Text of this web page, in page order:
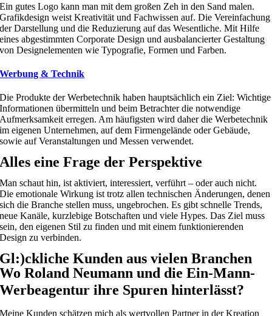
Ein gutes Logo kann man mit dem großen Zeh in den Sand malen.
Grafikdesign weist Kreativität und Fachwissen auf. Die Vereinfachung
der Darstellung und die Reduzierung auf das Wesentliche. Mit Hilfe
eines abgestimmten Corporate Design und ausbalancierter Gestaltung
von Designelementen wie Typografie, Formen und Farben.
Werbung & Technik
Die Produkte der Werbetechnik haben hauptsächlich ein Ziel: Wichtige
Informationen übermitteln und beim Betrachter die notwendige
Aufmerksamkeit erregen. Am häufigsten wird daher die Werbetechnik
im eigenen Unternehmen, auf dem Firmengelände oder Gebäude,
sowie auf Veranstaltungen und Messen verwendet.
Alles eine Frage der Perspektive
Man schaut hin, ist aktiviert, interessiert, verführt – oder auch nicht.
Die emotionale Wirkung ist trotz allen technischen Änderungen, denen
sich die Branche stellen muss, ungebrochen. Es gibt schnelle Trends,
neue Kanäle, kurzlebige Botschaften und viele Hypes. Das Ziel muss
sein, den eigenen Stil zu finden und mit einem funktionierenden
Design zu verbinden.
Gl :)ckliche Kunden aus vielen Branchen
Wo Roland Neumann und die Ein-Mann-
Werbeagentur ihre Spuren hinterlässt?
Meine Kunden schätzen mich als wertvollen Partner in der Kreation